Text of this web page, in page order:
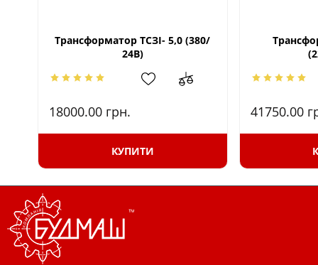
Трансформатор ТСЗІ- 5,0 (380/
24В)
18000.00 грн.
КУПИТИ
41750.00